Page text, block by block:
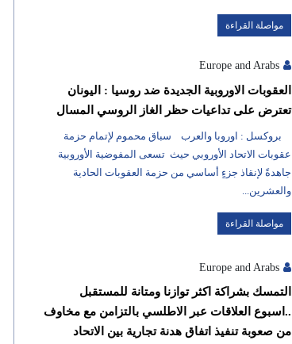
مواصلة القراءة
Europe and Arabs
العقوبات الاوروبية الجديدة ضد روسيا : اليونان
تعترض على تداعيات حظر الغاز الروسي المسال
بروكسل : اوروبا والعرب سباق محموم لإتمام حزمة
عقوبات الاتحاد الأوروبي حيث تسعى المفوضية الأوروبية
جاهدةً لإنقاذ جزءٍ أساسي من حزمة العقوبات الحادية
والعشرين...
مواصلة القراءة
Europe and Arabs
التمسك بشراكة اكثر توازنا ومتانة للمستقبل
..اسبوع العلاقات عبر الاطلسي بالتزامن مع مخاوف
من صعوبة تنفيذ اتفاق هدنة تجارية بين الاتحاد